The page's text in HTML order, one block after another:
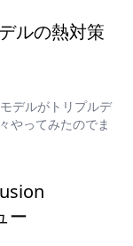
ルの熱対策
デルがトリプルデ
やってみたのでま
ー